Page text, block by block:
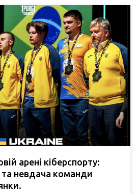
арені кіберспорту:
невдача команди